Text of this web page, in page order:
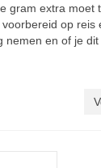
gram extra moet
op reis
nemen en of je